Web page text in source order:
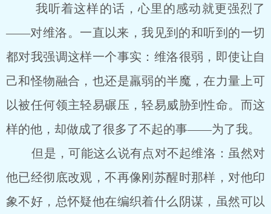
我听着这样的话，心里的感动就更强烈了
——对维洛。一直以来，我见到的和听到的一切
都对我强调这样一个事实：维洛很弱，即使让自
己和怪物融合，也还是羸弱的半魔，在力量上可
以被任何领主轻易碾压，轻易威胁到性命。而这
样的他，却做成了很多了不起的事——为了我。
但是，可能这么说有点对不起维洛：虽然对
他已经彻底改观，不再像刚苏醒时那样，对他印
象不好，总怀疑他在编织着什么阴谋，虽然可以